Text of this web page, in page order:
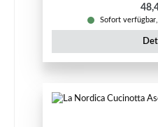
Sofort